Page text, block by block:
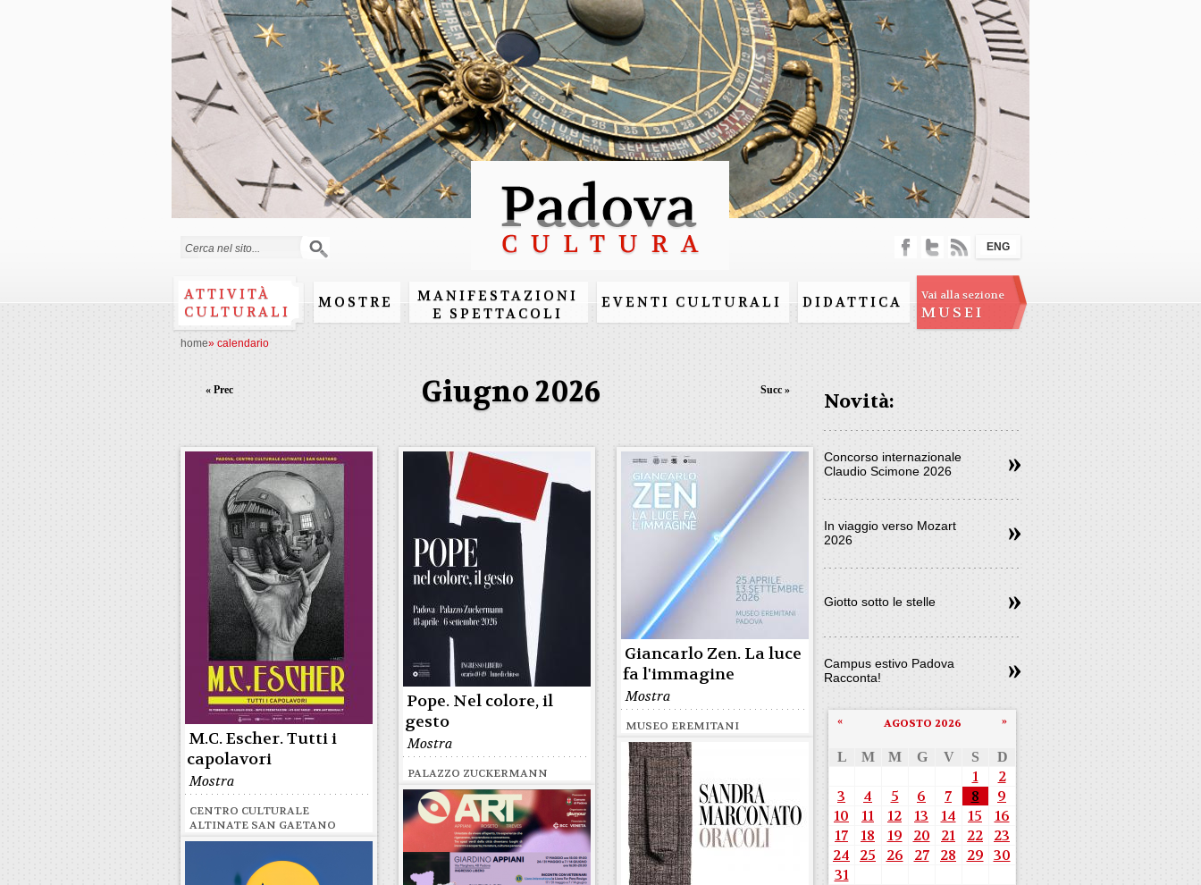
Salta al
contenuto
principale
Form di ricerca
ATTIVITÀ
CULTURALI
MOSTRE
MANIFESTAZIONI
E SPETTACOLI
EVENTI CULTURALI DIDATTICA Vai alla sezione
MUSEI
ENG
home» calendario
Giugno 2026
« Prec Succ »
M.C. Escher. Tutti i
capolavori
Mostra
CENTRO CULTURALE
ALTINATE SAN GAETANO
Pope. Nel colore, il
gesto
Mostra
PALAZZO ZUCKERMANN
Giancarlo Zen. La luce
fa l'immagine
Mostra
MUSEO EREMITANI
Novità:
Concorso internazionale
Claudio Scimone 2026
In viaggio verso Mozart
2026
Giotto sotto le stelle
Campus estivo Padova
Racconta!
AGOSTO 2026
« »
L M M G V S D
1
2
3
4 5 6 7 8
9
10
11 12 13 14 15
16
17
18 19 20 21 22
23
24
25 26 27 28 29 30
31